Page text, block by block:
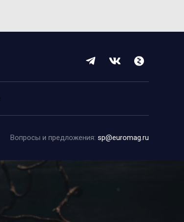
Вопросы и предложения: sp@euromag.ru